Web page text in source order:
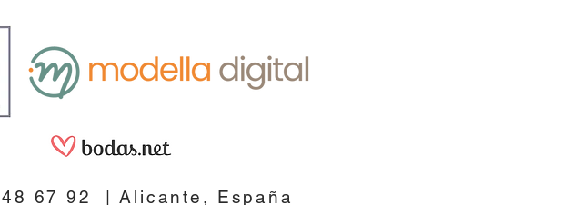
48 67 92 |Alicante, España